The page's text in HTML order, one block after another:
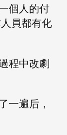
個人的付
員都有化
程中改劇
一遍后，